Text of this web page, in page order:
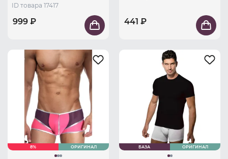
ID товара 17417
999 ₽ 441 ₽
8% ОРИГИНАЛ БАЗА ОРИГИНАЛ